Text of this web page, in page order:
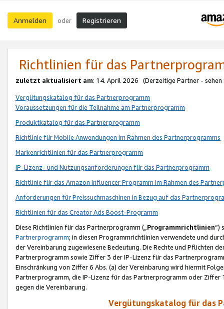
Anmelden oder Registrieren
Richtlinien für das
zuletzt aktualisiert am: 14. April 2026 (Derzeitige Partner - sehen
Vergütungskatalog für das Partnerprogramm
Voraussetzungen für die Teilnahme am Partnerprogramm
Produktkatalog für das Partnerprogramm
Richtlinie für Mobile Anwendungen im Rahmen des Partnerprogramms
Markenrichtlinien für das Partnerprogramm
IP-Lizenz- und Nutzungsanforderungen für das Partnerprogramm
Richtlinie für das Amazon Influencer Programm im Rahmen des
Anforderungen für Preissuchmaschinen in Bezug auf das
Richtlinien für das Creator Ads Boost-Programm
Diese Richtlinien für das Partnerprogramm („Programmrichtlinien“)
Partnerprogramm; in diesen Programmrichtlinien verwendete und
der Vereinbarung zugewiesene Bedeutung. Die Rechte und Pflichten
Partnerprogramm sowie Ziffer 3 der IP-Lizenz für das
Einschränkung von Ziffer 6 Abs. (a) der Vereinbarung wird hiermit
Partnerprogramm, die IP-Lizenz für das Partnerprogramm oder
gegen die Vereinbarung.
Vergütungskatalog für das